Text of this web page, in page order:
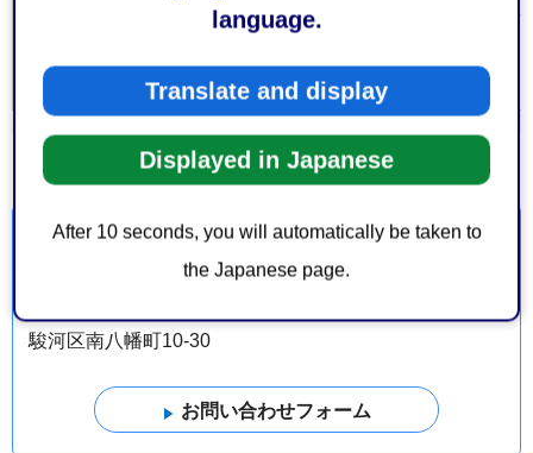
language.
Translate and display
Displayed in Japanese
After 10 seconds, you will automatically be taken to
the Japanese page.
類
消防・防災＞消防
お問い合わせ
駿河区南八幡町10-30